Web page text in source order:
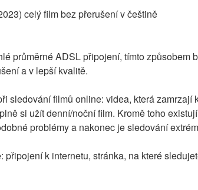
celý film bez přerušení v češtině
průměrné ADSL připojení, tímto způsobem
a v lepší kvalitě.
sledování filmů online: videa, která zamrzají
si užít denní/noční film. Kromě toho
problémy a nakonec je sledování
k internetu, stránka, na které